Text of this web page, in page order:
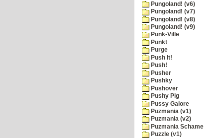
Pungoland! (v6)
Pungoland! (v7)
Pungoland! (v8)
Pungoland! (v9)
Punk-Ville
Punkt
Purge
Push It!
Push!
Pusher
Pushky
Pushover
Pushy Pig
Pussy Galore
Puzmania (v1)
Puzmania (v2)
Puzmania Schame
Puzzle (v1)